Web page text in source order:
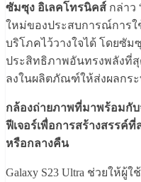
ซัมซุง อิเลคโทรนิคส์ กล่าว
ใหม่ของประสบการณ์การ
บริโภคไว้วางใจได้ โดยซัม
ประสิทธิภาพอันทรงพลังที่
ลงในผลิตภัณฑ์ให้ส่งผลกร
กล้องถ่ายภาพที่มาพร้อมกับ
ฟีเจอร์เพื่อการสร้างสรรค์
หรือกลางคืน
Galaxy S23 Ultra ช่วยให้